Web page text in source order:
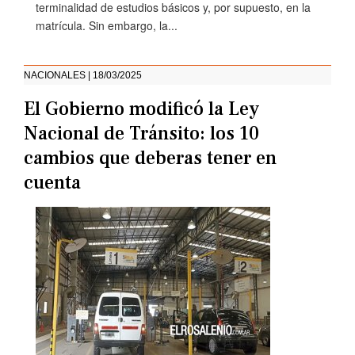
terminalidad de estudios básicos y, por supuesto, en la
matrícula. Sin embargo, la...
NACIONALES | 18/03/2025
El Gobierno modificó la Ley
Nacional de Tránsito: los 10
cambios que deberas tener en
cuenta